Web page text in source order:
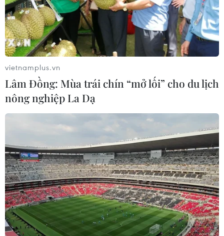
Trả tự do cho 4 tiếp viên hàng không trong
vụ 4 vali có chứa ma túy
22/03/2023 11:24
Cơ quan chức năng xác định khi 4 tiếp viên hàng không
trên đang lưu trú tại Pháp, có một đối tượng người Việt
Nam nhờ chuyển hàng tiêu dùng về Việt Nam qua Sân
vietnamplus.vn
Lâm Đồng: Mùa trái chín “mở lối” cho du lịch
nông nghiệp La Dạ